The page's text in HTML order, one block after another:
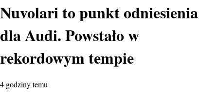
Nuvolari to punkt odniesienia
dla Audi. Powstało w
rekordowym tempie
4 godziny temu